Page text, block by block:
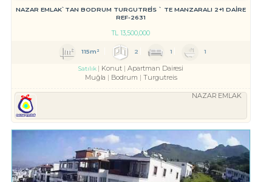
NAZAR EMLAK`TAN BODRUM TURGUTREİS ` TE MANZARALI 2+1 DAİRE
REF-2631
TL 13,500,000
115m² 2 1 1
Satılık Konut
Apartman Dairesi
Muğla
Bodrum Turgutreis
NAZAR EMLAK